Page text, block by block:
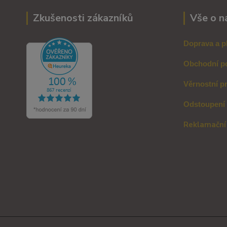
Zkušenosti zákazníků Vše o
Doprava a
Obchodní
Věrnostní